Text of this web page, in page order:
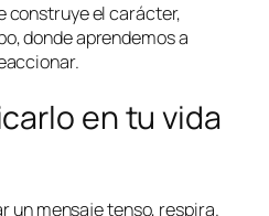
construye el carácter,
donde aprendemos a
en tu vida
un mensaje tenso, respira.